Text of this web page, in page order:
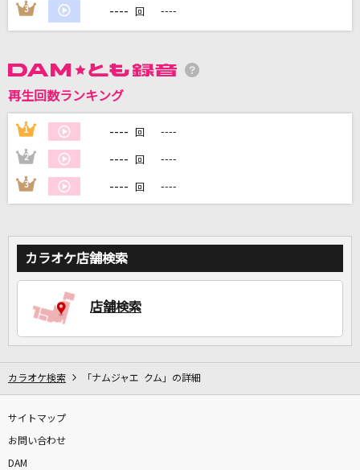
木下晴香
松浦亜弥
大阪LOVER
DREAMS COME TRUE
カラオケをもっと楽しもう！
3 ---- 回 ----
再生回数ランキング
1 ---- 回 ----
2 ---- 回 ----
3 ---- 回 ----
カラオケ店舗検索
店舗検索
カラオケ検索 「ナムジャエ クム」の詳細
サイトマップ
お問い合わせ
DAM